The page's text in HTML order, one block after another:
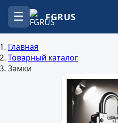
☰ FGRUS
Главная
Товарный каталог
Замки